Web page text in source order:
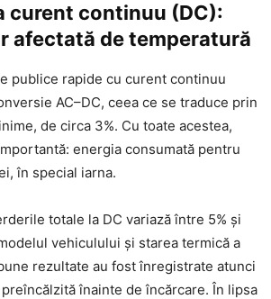
curent continuu (DC):
afectată de temperatură
publice rapide cu curent continuu
AC–DC, ceea ce se traduce prin
de circa 3%. Cu toate acestea,
energia consumată pentru
în special iarna.
totale la DC variază între 5% și
vehiculului și starea termică a
rezultate au fost înregistrate atunci
înainte de încărcare. În lipsa